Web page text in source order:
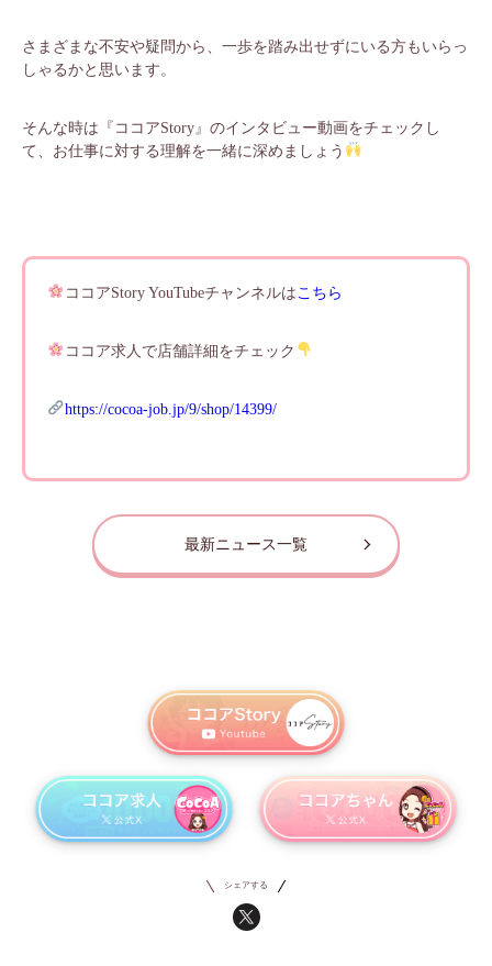
さまざまな不安や疑問から、一歩を踏み出せずにいる方もいらっ
しゃるかと思います。
そんな時は『ココアStory』のインタビュー動画をチェックし
て、お仕事に対する理解を一緒に深めましょう
ココアStory YouTubeチャンネルはこちら
ココア求人で店舗詳細をチェック
https://cocoa-job.jp/9/shop/14399/
最新ニュース一覧
シェアする